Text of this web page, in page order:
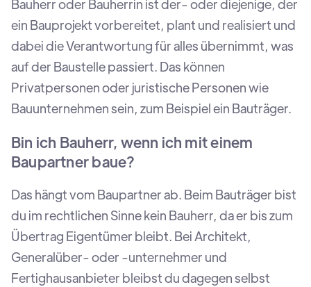
Bauherr oder Bauherrin ist der- oder diejenige, der
ein Bauprojekt vorbereitet, plant und realisiert und
dabei die Verantwortung für alles übernimmt, was
auf der Baustelle passiert. Das können
Privatpersonen oder juristische Personen wie
Bauunternehmen sein, zum Beispiel ein Bauträger.
Bin ich Bauherr, wenn ich mit einem
Baupartner baue?
Das hängt vom Baupartner ab. Beim Bauträger bist
du im rechtlichen Sinne kein Bauherr, da er bis zum
Übertrag Eigentümer bleibt. Bei Architekt,
Generalüber- oder -unternehmer und
Fertighausanbieter bleibst du dagegen selbst